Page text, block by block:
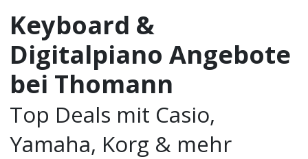
Keyboard &
Digitalpiano Angebote
bei Thomann
Top Deals mit Casio,
Yamaha, Korg & mehr